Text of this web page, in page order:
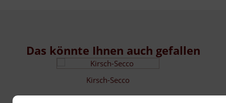
Das könnte Ihnen auch gefallen
Kirsch-Secco